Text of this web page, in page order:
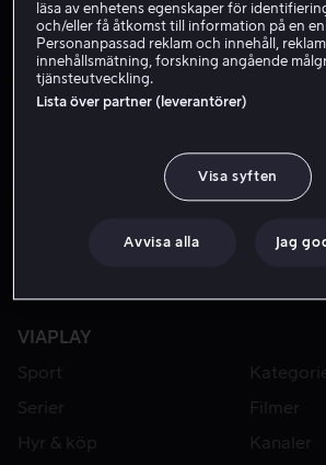
VIAPLAY
Sport
Serier
Filmer
Hyr & köp
Kanaler
läsa av enhetens egenskaper för
och/eller få åtkomst till information på en
Personanpassad reklam och innehåll,
innehållsmätning, forskning angående
tjänsteutveckling.
Lista över partner (leverantörer)
Visa syften
Avvisa alla Jag